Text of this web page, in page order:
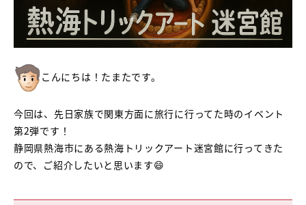
こんにちは！たまたです。
今回は、先日家族で関東方面に旅行に行ってた時のイベント
第2弾です！
静岡県熱海市にある熱海トリックアート迷宮館に行ってきた
ので、ご紹介したいと思います😄